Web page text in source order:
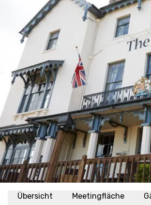
Übersicht Meetingfläche